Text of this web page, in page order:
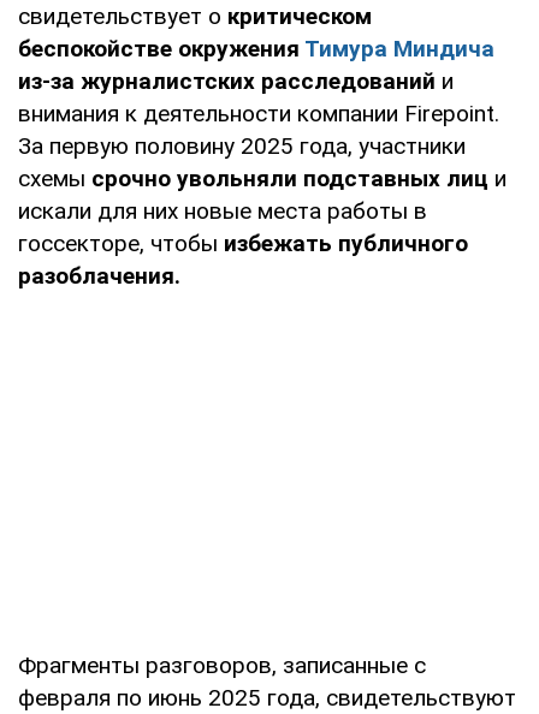
свидетельствует о критическом
беспокойстве окружения Тимура Миндича
из-за журналистских расследований и
внимания к деятельности компании Firepoint.
За первую половину 2025 года, участники
схемы срочно увольняли подставных лиц и
искали для них новые места работы в
госсекторе, чтобы избежать публичного
разоблачения.
Фрагменты разговоров, записанные с
февраля по июнь 2025 года, свидетельствуют